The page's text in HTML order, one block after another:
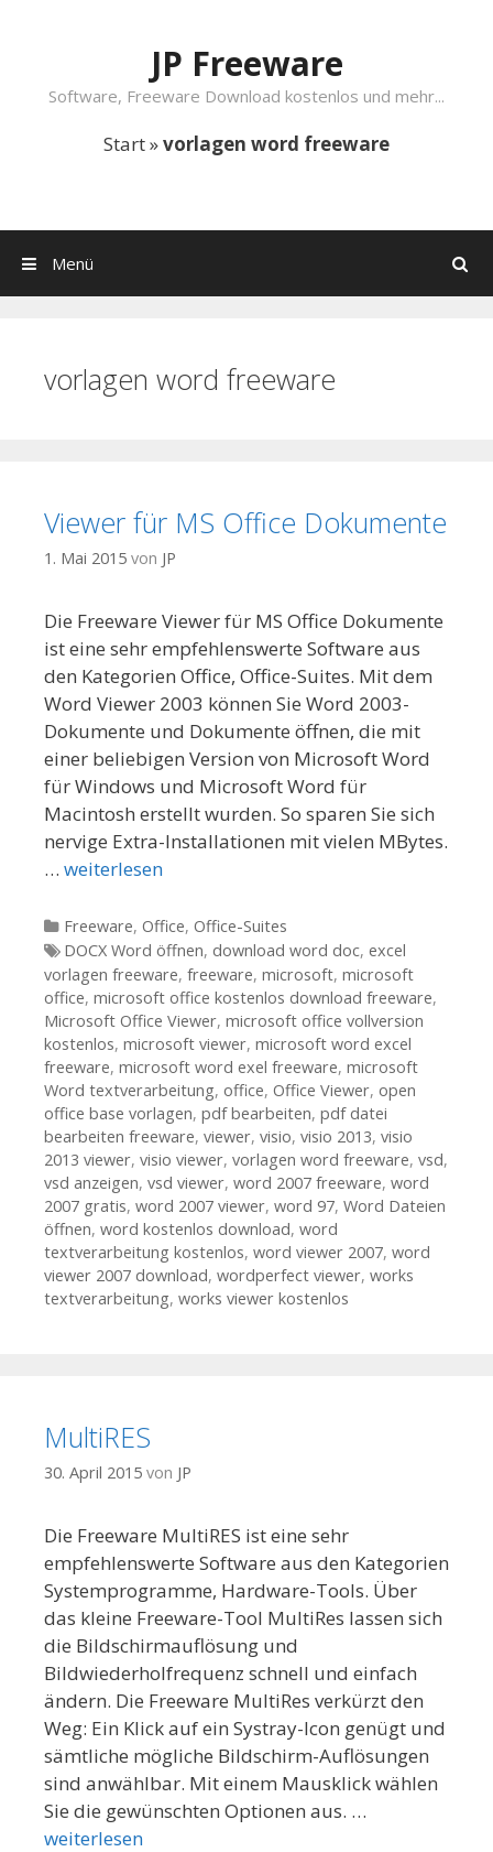
JP Freeware
Software, Freeware Download kostenlos und mehr...
Start»vorlagen word freeware
Suchen
Menü
vorlagen word freeware
Viewer für MS Office Dokumente
1. Mai 2015 von JP
Die Freeware Viewer für MS Office Dokumente
ist eine sehr empfehlenswerte Software aus
den Kategorien Office, Office-Suites. Mit dem
Word Viewer 2003 können Sie Word 2003-
Dokumente und Dokumente öffnen, die mit
einer beliebigen Version von Microsoft Word
für Windows und Microsoft Word für
Macintosh erstellt wurden. So sparen Sie sich
nervige Extra-Installationen mit vielen MBytes.
… weiterlesen
Kategorien
Freeware, Office, Office-Suites
Tags
DOCX Word öffnen, download word doc, excel
vorlagen freeware, freeware, microsoft, microsoft
office, microsoft office kostenlos download freeware,
Microsoft Office Viewer, microsoft office vollversion
kostenlos, microsoft viewer, microsoft word excel
freeware, microsoft word exel freeware, microsoft
Word textverarbeitung, office, Office Viewer, open
office base vorlagen, pdf bearbeiten, pdf datei
bearbeiten freeware, viewer, visio, visio 2013, visio
2013 viewer, visio viewer, vorlagen word freeware, vsd,
vsd anzeigen, vsd viewer, word 2007 freeware, word
2007 gratis, word 2007 viewer, word 97, Word Dateien
öffnen, word kostenlos download, word
textverarbeitung kostenlos, word viewer 2007, word
viewer 2007 download, wordperfect viewer, works
textverarbeitung, works viewer kostenlos
MultiRES
30. April 2015 von JP
Die Freeware MultiRES ist eine sehr
empfehlenswerte Software aus den Kategorien
Systemprogramme, Hardware-Tools. Über
das kleine Freeware-Tool MultiRes lassen sich
die Bildschirmauflösung und
Bildwiederholfrequenz schnell und einfach
ändern. Die Freeware MultiRes verkürzt den
Weg: Ein Klick auf ein Systray-Icon genügt und
sämtliche mögliche Bildschirm-Auflösungen
sind anwählbar. Mit einem Mausklick wählen
Sie die gewünschten Optionen aus. …
weiterlesen